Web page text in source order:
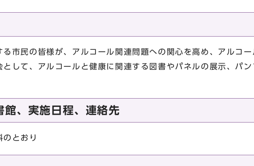
る市民の皆様が、アルコール関連問題への関心を高め、アルコ
として、アルコールと健康に関連する図書やパネルの展示、パ
館、実施日程、連絡先
とおり